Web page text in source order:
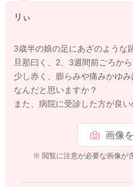
リぃ
3歳半の娘の足にあざのような
旦那曰く、2、3週間前ごろから
少し赤く、膨らみや痛みかゆみ
なんだと思いますか？
また、病院に受診した方が良
画像
※ 閲覧に注意が必要な画像が